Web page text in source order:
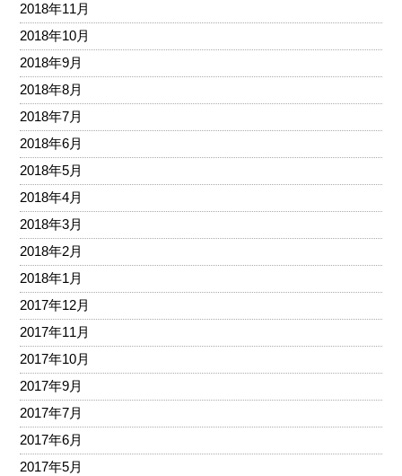
2018年11月
2018年10月
2018年9月
2018年8月
2018年7月
2018年6月
2018年5月
2018年4月
2018年3月
2018年2月
2018年1月
2017年12月
2017年11月
2017年10月
2017年9月
2017年7月
2017年6月
2017年5月